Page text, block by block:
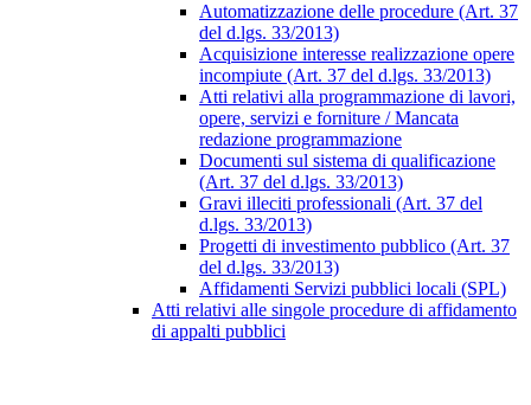
Automatizzazione delle procedure (Art. 37
del d.lgs. 33/2013)
Acquisizione interesse realizzazione opere
incompiute (Art. 37 del d.lgs. 33/2013)
Atti relativi alla programmazione di lavori,
opere, servizi e forniture / Mancata
redazione programmazione
Documenti sul sistema di qualificazione
(Art. 37 del d.lgs. 33/2013)
Gravi illeciti professionali (Art. 37 del
d.lgs. 33/2013)
Progetti di investimento pubblico (Art. 37
del d.lgs. 33/2013)
Affidamenti Servizi pubblici locali (SPL)
Atti relativi alle singole procedure di affidamento
di appalti pubblici